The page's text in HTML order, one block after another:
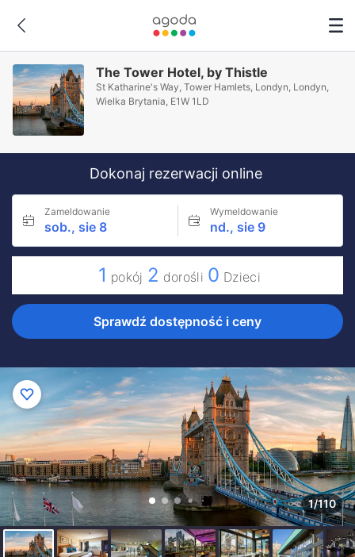
The Tower Hotel, by Thistle
St Katharine's Way, Tower Hamlets, Londyn, Londyn,
Wielka Brytania, E1W 1LD
Dokonaj rezerwacji online
Zameldowanie
sob., sie 8
Wymeldowanie
nd., sie 9
1 pokój 2 dorośli 0 Dzieci
Sprawdź dostępność i ceny
1/110